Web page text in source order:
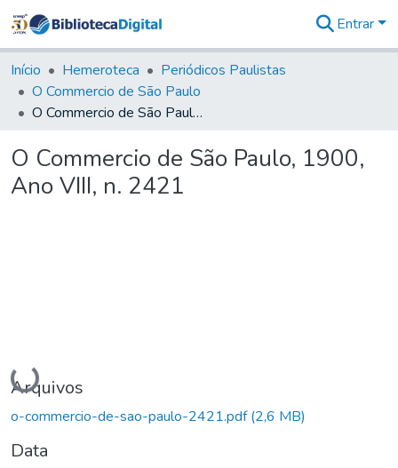
&
Coleções
Tudo na
Biblioteca
Estatísticas
Entrar
Início Hemeroteca
Periódicos Paulistas
O Commercio de São Paulo
O Commercio de São Paulo, 1900, Ano VIII, n. 2421
O Commercio de São Paulo, 1900,
Ano VIII, n. 2421
Carregando...
Arquivos
o-commercio-de-sao-paulo-2421.pdf(2,6 MB)
Data